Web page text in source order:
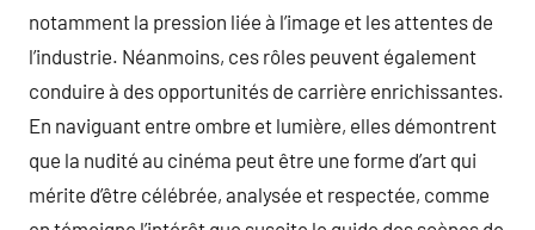
notamment la pression liée à l’image et les attentes de
l’industrie. Néanmoins, ces rôles peuvent également
conduire à des opportunités de carrière enrichissantes.
En naviguant entre ombre et lumière, elles démontrent
que la nudité au cinéma peut être une forme d’art qui
mérite d’être célébrée, analysée et respectée, comme